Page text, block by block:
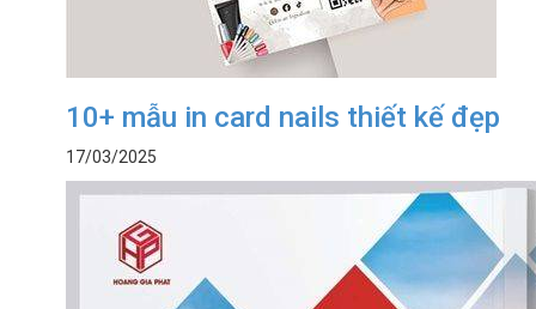
10+ mẫu in card nails thiết kế đẹp
17/03/2025